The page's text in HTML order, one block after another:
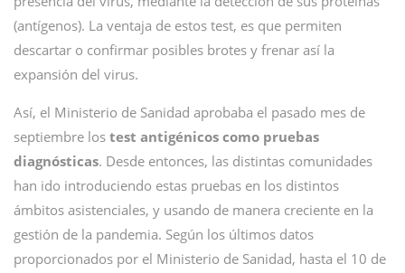
(antígenos). La ventaja de estos test, es que permiten
descartar o confirmar posibles brotes y frenar así la
expansión del virus.
Así, el Ministerio de Sanidad aprobaba el pasado mes de
septiembre los test antigénicos como pruebas
diagnósticas. Desde entonces, las distintas comunidades
han ido introduciendo estas pruebas en los distintos
ámbitos asistenciales, y usando de manera creciente en la
gestión de la pandemia. Según los últimos datos
proporcionados por el Ministerio de Sanidad, hasta el 10 de